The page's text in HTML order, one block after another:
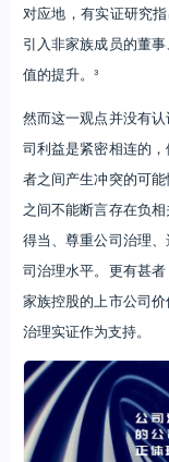
对应地，有实证研究
引入非家族成员的董
值的提升。³
然而这一观点并没有
司利益是紧密相连的
者之间产生冲突的可
之间不能断言存在负
得当、尊重公司治理
司治理水平。更有甚
家族控股的上市公司
治理实证作为支持。